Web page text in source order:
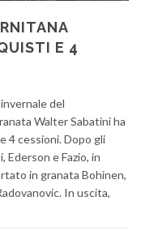
E 4
del
Walter Sabatini ha
4 cessioni. Dopo gli
Ederson e Fazio, in
in granata Bohinen,
In uscita,